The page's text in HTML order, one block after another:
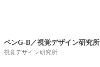
ペンG-B／視覚デザイン研究所
視覚デザイン研究所